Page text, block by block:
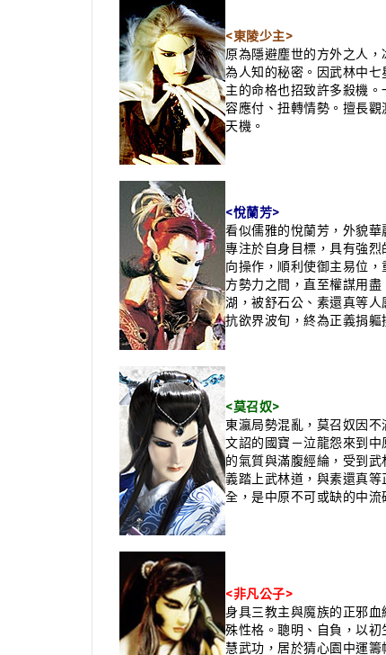
<東陵少主>
原為隱避塵世的方外之人
為人知的秘密。因武林中
主的命格也招致許多殺機
容應付、扭轉情勢。擅長
天機。
<悅蘭芳>
看似儒雅的悅蘭芳，外貌華
專注於自身目標，具有強
向操作，順利使御主易位
方勢力之間，直至權謀用
湖，被舒石公、素還真等
抗欲界波旬，終為正義捐軀
<莫召奴>
東瀛局勢混亂，莫召奴因
文詔的國寶－泣龍怨來到
的氣質與滿腹經綸，受到
義踏上武林道，與素還真
全，是中原不可或缺的中流
<非凡公子>
身具三教主與魔族的正邪
殊性格。聰明、自負，以
慧武功，居於猜心園中運